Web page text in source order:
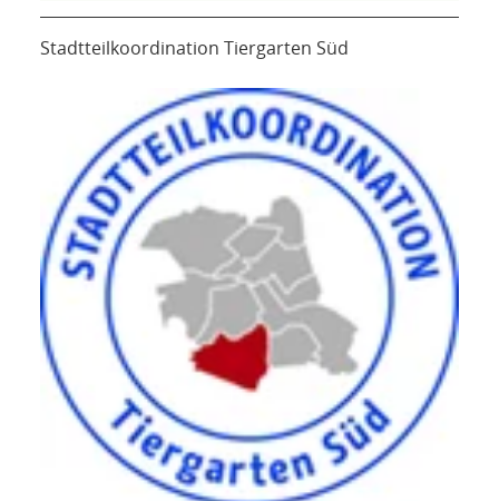
Stadtteilkoordination Tiergarten Süd